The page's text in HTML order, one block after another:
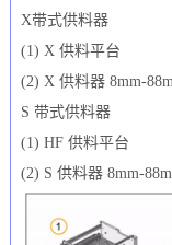
X带式供料器
(1) X 供料平台
(2) X 供料器 8mm-
S 带式供料器
(1) HF 供料平台
(2) S 供料器 8mm-